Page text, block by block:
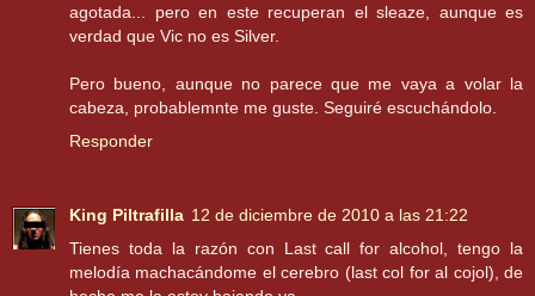
agotada... pero en este recuperan el sleaze, aunque es
verdad que Vic no es Silver.
Pero bueno, aunque no parece que me vaya a volar la
cabeza, probablemnte me guste. Seguiré escuchándolo.
Responder
King Piltrafilla 12 de diciembre de 2010 a las 21:22
Tienes toda la razón con Last call for alcohol, tengo la
melodía machacándome el cerebro (last col for al cojol), de